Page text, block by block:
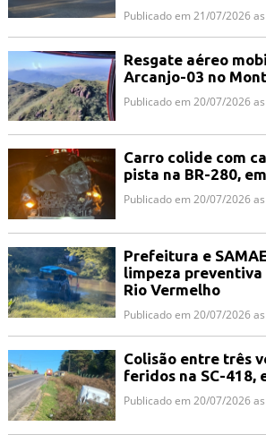
Publicado em 21/07/2026
Resgate aéreo
Arcanjo-03 no
Publicado em 20/07/2026
Carro colide com
pista na BR-280,
Publicado em 20/07/2026
Prefeitura e
limpeza
Rio Vermelho
Publicado em 20/07/2026
Colisão entre três
feridos na SC-418,
Publicado em 20/07/2026 as